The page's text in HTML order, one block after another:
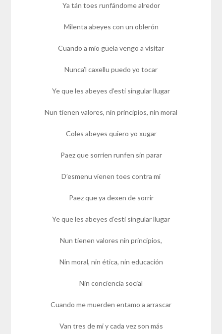
Ya tán toes runfándome alredor
Milenta abeyes con un oblerón
Cuando a mio güela vengo a visitar
Nunca’l caxellu puedo yo tocar
Ye que les abeyes d’esti singular llugar
Nun tienen valores, nin principios, nin moral
Coles abeyes quiero yo xugar
Paez que sorríen runfen sin parar
D’esmenu vienen toes contra mí
Paez que ya dexen de sorrir
Ye que les abeyes d’esti singular llugar
Nun tienen valores nin principios,
Nin moral, nin ética, nin educación
Nin conciencia social
Cuando me muerden entamo a arrascar
Van tres de mi y cada vez son más